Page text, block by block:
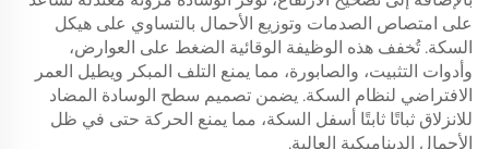
على امتصاص الصدمات وتوزيع الأحمال بالتساوي على هيكل
السكة. تُخفف هذه الوظيفة الوقائية الضغط على العوارض،
وأدوات التثبيت، والصابورة، مما يمنع التلف المبكر ويطيل العمر
الافتراضي لنظام السكة. يضمن تصميم سطح الوسادة المضاد
للانزلاق ثباتًا ثابتًا أسفل السكة، مما يمنع الحركة حتى في ظل
الأحمال الديناميكية العالية.